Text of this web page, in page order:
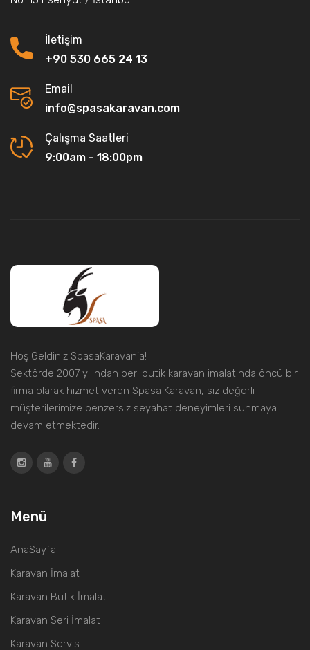
İletişim
+90 530 665 24 13
Email
info@spasakaravan.com
Çalışma Saatleri
9:00am - 18:00pm
Hoş Geldiniz SpasaKaravan'a!
Sektörde 2007 yılından beri butik karavan imalatında öncü bir
firma olarak hizmet veren Spasa Karavan, siz değerli
müşterilerimize benzersiz seyahat deneyimleri sunmaya
devam etmektedir.
Menü
AnaSayfa
Karavan İmalat
Karavan Butik İmalat
Karavan Seri İmalat
Karavan Servis